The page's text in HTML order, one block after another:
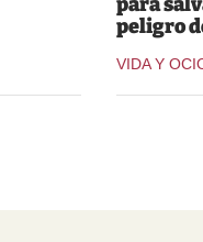
peligro
VIDA Y